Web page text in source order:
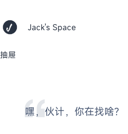
内
Jack's Space
抽屉
嘿，伙计，你在找啥？